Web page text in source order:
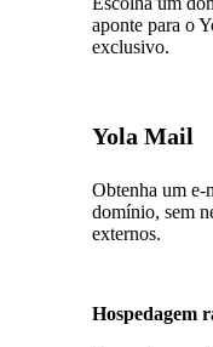
aponte para o
exclusivo.
Yola Mail
Obtenha um e-
domínio, sem
externos.
Hospedagem